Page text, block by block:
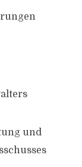
und